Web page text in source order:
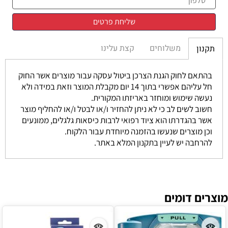
תקנון משלוחים קצת עלינו
בהתאם לחוק הגנת הצרכן ביטול עסקה עבור מוצרים אשר החוק
חל עליהם אפשרי בתוך 14 יום מקבלת המוצר וזאת במידה ולא
נעשה שימוש ומוחזר באריזתו המקורית.
חשוב לשים לב כי לא ניתן להחזיר ו/או לבטל ו/או להחליף מוצר
אשר בהגדרתו הוא ציוד רפואי לרבות כיסאות גלגלים, ממונעים
וכן מוצרים שנעשו בהזמנה מיוחדת עבור הלקוח.
להרחבה יש לעיין בתקנון המלא באתר.
מוצרים דומים